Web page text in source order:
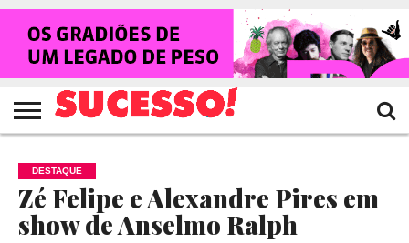
HOME
NOTÍCIAS
SHOWS
ENTREVISTAS
CLIQUES
RANKING
CROWLEY
TV
SUCESSO!
REVISTA
SUCESSO!
DESTAQUE
Zé Felipe e Alexandre Pires em
show de Anselmo Ralph